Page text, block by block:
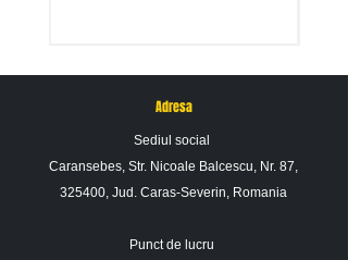
Adresa
Sediul social
Caransebes, Str. Nicoale Balcescu, Nr. 87,
325400, Jud. Caras-Severin, Romania
Punct de lucru